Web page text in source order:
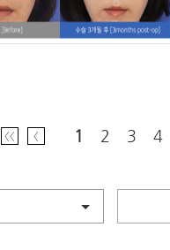
〈〈 〈 1 2 3 4